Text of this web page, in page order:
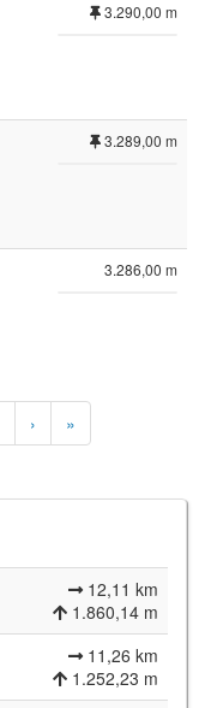
3.290,00 m
3.289,00 m
3.286,00 m
Siguiente
página
›
Última
página
»
12,11 km
1.860,14 m
11,26 km
1.252,23 m